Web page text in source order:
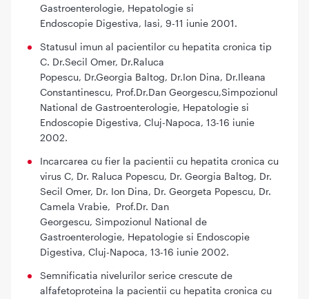
Gastroenterologie, Hepatologie si
Endoscopie Digestiva, Iasi, 9-11 iunie 2001.
Statusul imun al pacientilor cu hepatita cronica tip
C. Dr.Secil Omer, Dr.Raluca
Popescu, Dr.Georgia Baltog, Dr.Ion Dina, Dr.Ileana
Constantinescu, Prof.Dr.Dan Georgescu,Simpozionul
National de Gastroenterologie, Hepatologie si
Endoscopie Digestiva, Cluj-Napoca, 13-16 iunie
2002.
Incarcarea cu fier la pacientii cu hepatita cronica cu
virus C, Dr. Raluca Popescu, Dr. Georgia Baltog, Dr.
Secil Omer, Dr. Ion Dina, Dr. Georgeta Popescu, Dr.
Camela Vrabie, Prof.Dr. Dan
Georgescu, Simpozionul National de
Gastroenterologie, Hepatologie si Endoscopie
Digestiva, Cluj-Napoca, 13-16 iunie 2002.
Semnificatia nivelurilor serice crescute de
alfafetoproteina la pacientii cu hepatita cronica cu